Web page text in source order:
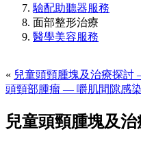
驗配助聽器服務
面部整形治療
醫學美容服務
« 兒童頭頸腫塊及治療探
頭頸部腫瘤 — 嚼肌間隙感
兒童頭頸腫塊及